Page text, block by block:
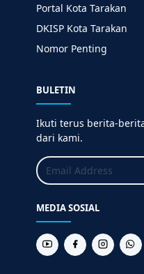
Portal Kota Tarakan
DKISP Kota Tarakan
Nomor Penting
BULETIN
Ikuti terus berita-
dari kami.
MEDIA SOSIAL